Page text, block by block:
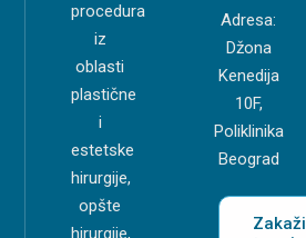
procedura
iz
oblasti
plastične
i
estetske
hirurgije,
opšte
hirurgije,
Adresa:
Džona
Kenedija
10F,
Poliklinika
Beograd
Zakaži